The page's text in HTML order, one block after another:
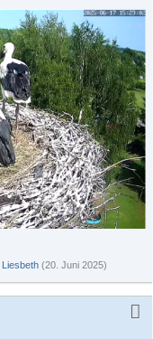
Liesbeth (20. Juni 2025)